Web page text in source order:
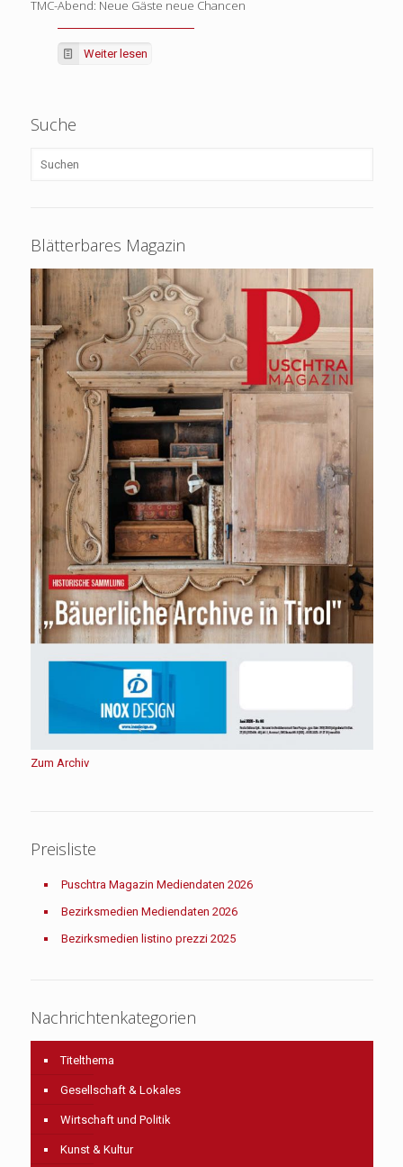
TMC-Abend: Neue Gäste neue Chancen
Weiter lesen
Suche
Blätterbares Magazin
Zum Archiv
Preisliste
Puschtra Magazin Mediendaten 2026
Bezirksmedien Mediendaten 2026
Bezirksmedien listino prezzi 2025
Nachrichtenkategorien
Titelthema
Gesellschaft & Lokales
Wirtschaft und Politik
Kunst & Kultur